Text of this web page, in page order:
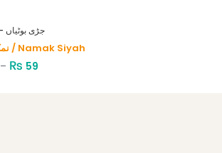
HERBS - جڑی بوٹیاں
نمک سیاہ / Namak Siyah
– ₨ 59